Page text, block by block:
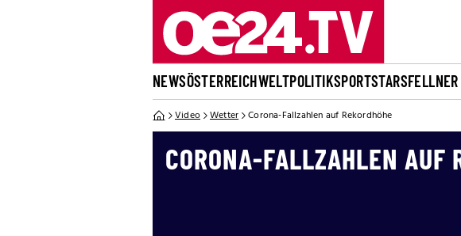
NEWSÖSTERREICHWELTPOLITIKSPORTSTARS
Video Wetter Corona-Fallzahlen auf Rekordhöhe
CORONA-FALLZAHLEN AUF